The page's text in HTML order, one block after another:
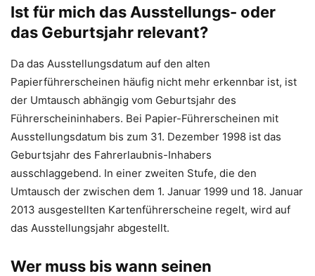
Ist für mich das Ausstellungs- oder
das Geburtsjahr relevant?
Da das Ausstellungsdatum auf den alten
Papierführerscheinen häufig nicht mehr erkennbar ist, ist
der Umtausch abhängig vom Geburtsjahr des
Führerscheininhabers. Bei Papier-Führerscheinen mit
Ausstellungsdatum bis zum 31. Dezember 1998 ist das
Geburtsjahr des Fahrerlaubnis-Inhabers
ausschlaggebend. In einer zweiten Stufe, die den
Umtausch der zwischen dem 1. Januar 1999 und 18. Januar
2013 ausgestellten Kartenführerscheine regelt, wird auf
das Ausstellungsjahr abgestellt.
Wer muss bis wann seinen